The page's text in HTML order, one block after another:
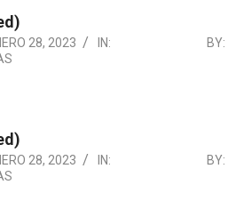
28, 2023
IN:
2023-
BY:
28, 2023
IN:
2023-
BY: